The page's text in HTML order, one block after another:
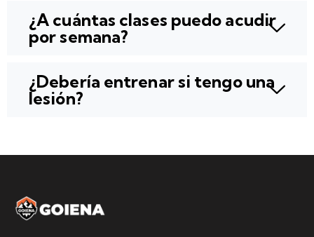
¿A cuántas clases puedo acudir
por semana?
¿Debería entrenar si tengo una
lesión?